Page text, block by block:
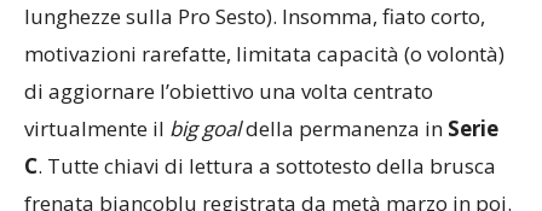
lunghezze sulla Pro Sesto). Insomma, fiato corto,
motivazioni rarefatte, limitata capacità (o volontà)
di aggiornare l’obiettivo una volta centrato
virtualmente il big goaldella permanenza in Serie
C. Tutte chiavi di lettura a sottotesto della brusca
frenata biancoblu registrata da metà marzo in poi.